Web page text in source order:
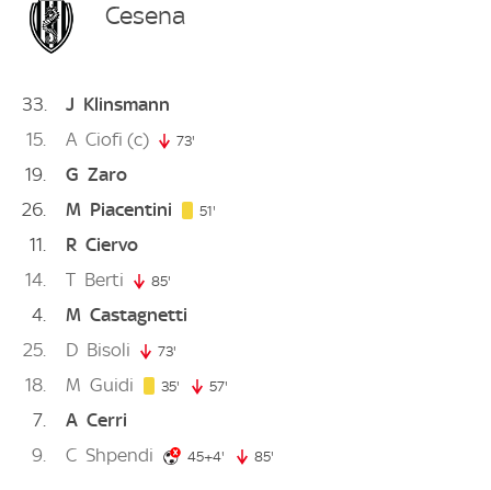
Cesena
33 J Klinsmann
15
A Ciofi (c) 73'
19 G Zaro
26
M Piacentini 51'
11 R Ciervo
14
T Berti 85'
4 M Castagnetti
25
D Bisoli 73'
18 M Guidi 35' 35. minute
57'
7 A Cerri
9
C Shpendi 45+4' 49. minute
85'